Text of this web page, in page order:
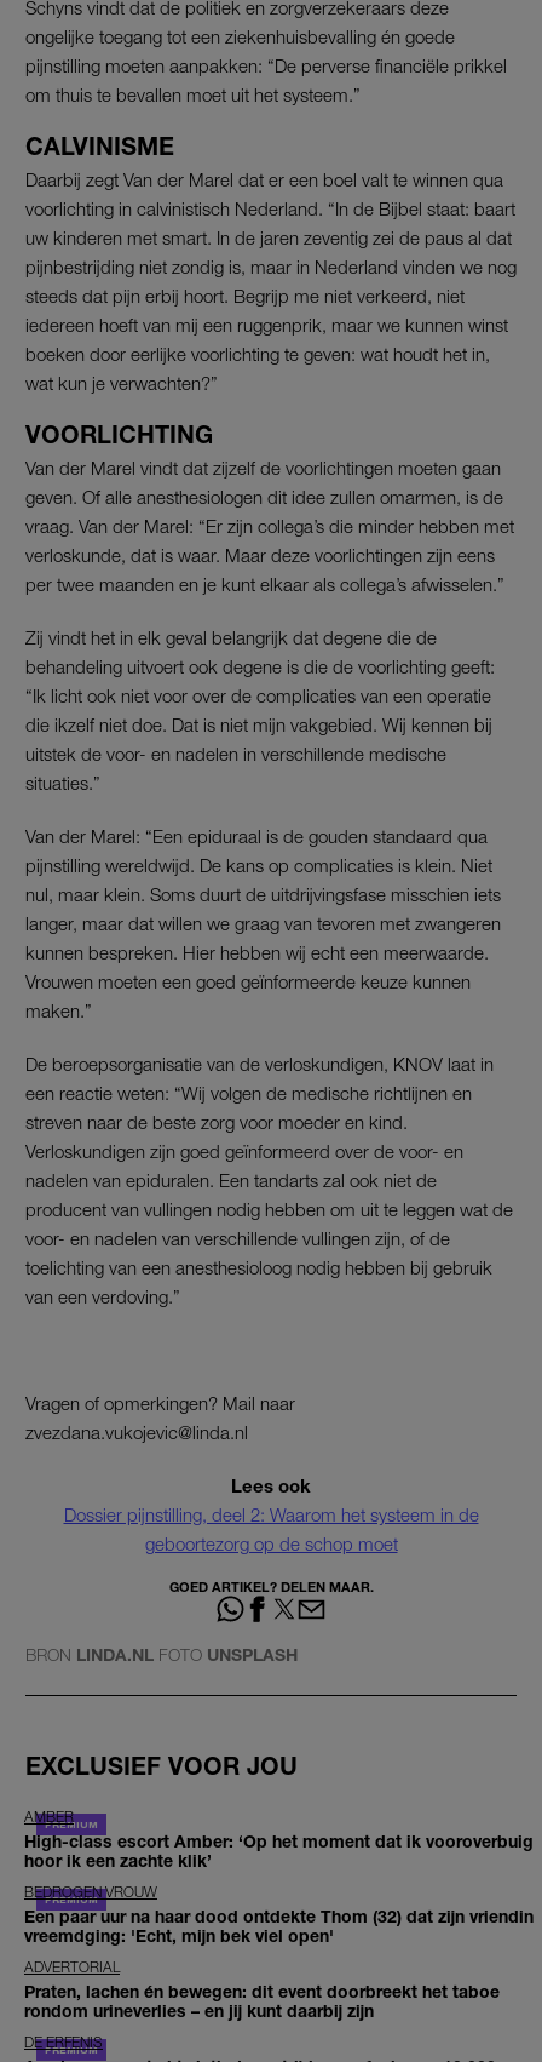
Schyns vindt dat de politiek en zorgverzekeraars deze
ongelijke toegang tot een ziekenhuisbevalling én goede
pijnstilling moeten aanpakken: “De perverse financiële prikkel
om thuis te bevallen moet uit het systeem.”
CALVINISME
Daarbij zegt Van der Marel dat er een boel valt te winnen qua
voorlichting in calvinistisch Nederland. “In de Bijbel staat: baart
uw kinderen met smart. In de jaren zeventig zei de paus al dat
pijnbestrijding niet zondig is, maar in Nederland vinden we nog
steeds dat pijn erbij hoort. Begrijp me niet verkeerd, niet
iedereen hoeft van mij een ruggenprik, maar we kunnen winst
boeken door eerlijke voorlichting te geven: wat houdt het in,
wat kun je verwachten?”
VOORLICHTING
Van der Marel vindt dat zijzelf de voorlichtingen moeten gaan
geven. Of alle anesthesiologen dit idee zullen omarmen, is de
vraag. Van der Marel: “Er zijn collega’s die minder hebben met
verloskunde, dat is waar. Maar deze voorlichtingen zijn eens
per twee maanden en je kunt elkaar als collega’s afwisselen.”
Zij vindt het in elk geval belangrijk dat degene die de
behandeling uitvoert ook degene is die de voorlichting geeft:
“Ik licht ook niet voor over de complicaties van een operatie
die ikzelf niet doe. Dat is niet mijn vakgebied. Wij kennen bij
uitstek de voor- en nadelen in verschillende medische
situaties.”
Van der Marel: “Een epiduraal is de gouden standaard qua
pijnstilling wereldwijd. De kans op complicaties is klein. Niet
nul, maar klein. Soms duurt de uitdrijvingsfase misschien iets
langer, maar dat willen we graag van tevoren met zwangeren
kunnen bespreken. Hier hebben wij echt een meerwaarde.
Vrouwen moeten een goed geïnformeerde keuze kunnen
maken.”
De beroepsorganisatie van de verloskundigen, KNOV laat in
een reactie weten: “Wij volgen de medische richtlijnen en
streven naar de beste zorg voor moeder en kind.
Verloskundigen zijn goed geïnformeerd over de voor- en
nadelen van epiduralen. Een tandarts zal ook niet de
producent van vullingen nodig hebben om uit te leggen wat de
voor- en nadelen van verschillende vullingen zijn, of de
toelichting van een anesthesioloog nodig hebben bij gebruik
van een verdoving.”
Vragen of opmerkingen? Mail naar
zvezdana.vukojevic@linda.nl
Lees ook
Dossier pijnstilling, deel 2: Waarom het systeem in de
geboortezorg op de schop moet
GOED ARTIKEL? DELEN MAAR.
BRON LINDA.NL FOTO UNSPLASH
EXCLUSIEF VOOR JOU
AMBER
High-class escort Amber: ‘Op het moment dat ik vooroverbuig
hoor ik een zachte klik’
BEDROGEN VROUW
Een paar uur na haar dood ontdekte Thom (32) dat zijn vriendin
vreemdging: 'Echt, mijn bek viel open'
ADVERTORIAL
Praten, lachen én bewegen: dit event doorbreekt het taboe
rondom urineverlies – en jij kunt daarbij zijn
DE ERFENIS